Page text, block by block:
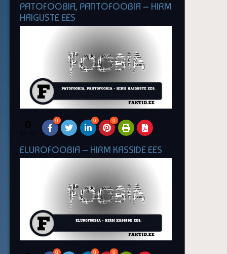
PATOFOOBIA, PANTOFOOBIA – HIRM
HAIGUSTE EES
0 0 0 0
ELUROFOOBIA – HIRM KASSIDE EES
0 0 0